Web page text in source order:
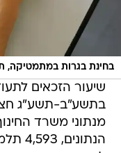
בחינת בגרות במתמטיקה,
שיעור הזכאים
מנתוני משרד